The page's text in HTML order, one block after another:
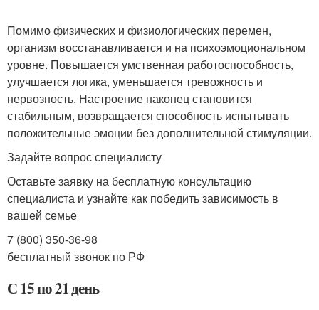
Помимо физических и физиологических перемен,
организм восстанавливается и на психоэмоциональном
уровне. Повышается умственная работоспособность,
улучшается логика, уменьшается тревожность и
нервозность. Настроение наконец становится
стабильным, возвращается способность испытывать
положительные эмоции без дополнительной стимуляции.
Задайте вопрос специалисту
Оставьте заявку на бесплатную консультацию
специалиста и узнайте как победить зависимость в
вашей семье
7 (800) 350-36-98
бесплатный звонок по РФ
С 15 по 21 день